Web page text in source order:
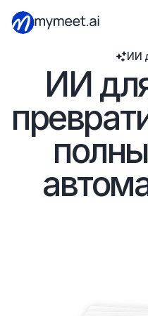
ИИ
ИИ